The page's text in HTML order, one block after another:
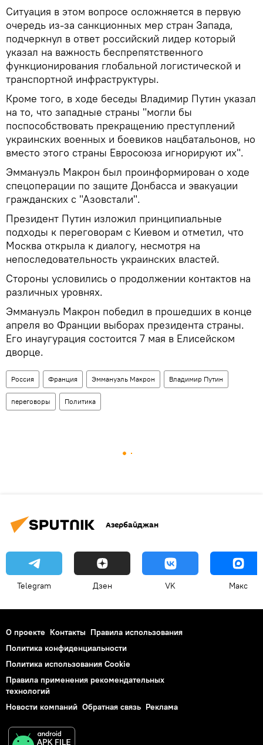
Ситуация в этом вопросе осложняется в первую
очередь из-за санкционных мер стран Запада,
подчеркнул в ответ российский лидер который
указал на важность беспрепятственного
функционирования глобальной логистической и
транспортной инфраструктуры.
Кроме того, в ходе беседы Владимир Путин указал
на то, что западные страны "могли бы
поспособствовать прекращению преступлений
украинских военных и боевиков нацбатальонов, но
вместо этого страны Евросоюза игнорируют их".
Эммануэль Макрон был проинформирован о ходе
спецоперации по защите Донбасса и эвакуации
гражданских с "Азовстали".
Президент Путин изложил принципиальные
подходы к переговорам с Киевом и отметил, что
Москва открыла к диалогу, несмотря на
непоследовательность украинских властей.
Стороны условились о продолжении контактов на
различных уровнях.
Эммануэль Макрон победил в прошедших в конце
апреля во Франции выборах президента страны.
Его инаугурация состоится 7 мая в Елисейском
дворце.
Россия Франция Эммануэль Макрон Владимир Путин
переговоры Политика
Азербайджан
Telegram Дзен VK Макс
О проекте Контакты Правила использования
Политика конфиденциальности
Политика использования Cookie
Правила применения рекомендательных
технологий
Новости компаний Обратная связь Реклама